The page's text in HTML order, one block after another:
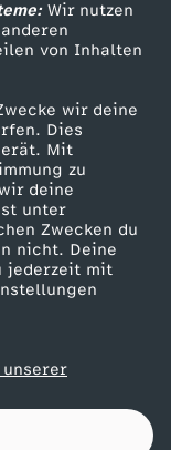
Wir nutzen
von Inhalten
wir deine
Dies
Mit
zu
deine
unter
Zwecken du
nicht. Deine
jederzeit mit